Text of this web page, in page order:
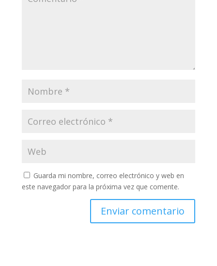
Guarda mi nombre, correo electrónico y web en
este navegador para la próxima vez que comente.